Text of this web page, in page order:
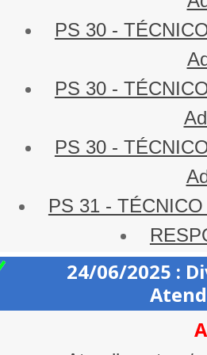
PS 30 -
PS 30 -
PS 30 -
PS 31 -
24/06/2025 :